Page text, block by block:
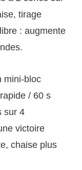
tirage
: augmente
mini-bloc
/ 60 s
sur 4
victoire
chaise plus